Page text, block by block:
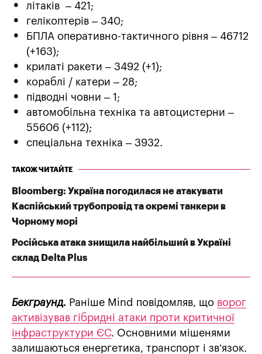
літаків – 421;
гелікоптерів – 340;
БПЛА оперативно-тактичного рівня – 46712
(+163);
крилаті ракети – 3492 (+1);
кораблі / катери – 28;
підводні човни – 1;
автомобільна техніка та автоцистерни –
55606 (+112);
спеціальна техніка – 3932.
ТАКОЖ ЧИТАЙТЕ
Bloomberg: Україна погодилася не атакувати
Каспійський трубопровід та окремі танкери в
Чорному морі
Російська атака знищила найбільший в Україні
склад Delta Plus
Бекграунд. Раніше Mind повідомляв, що ворог
активізував гібридні атаки проти критичної
інфраструктури ЄС. Основними мішенями
залишаються енергетика, транспорт і зв’язок.